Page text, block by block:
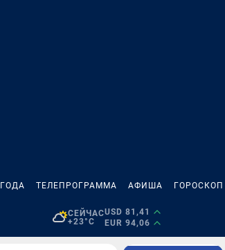
ТЕЛЕПРОГРАММА АФИША ГОРОСКОП
СЕЙЧАС
+23°C
USD 81,41
EUR 94,06